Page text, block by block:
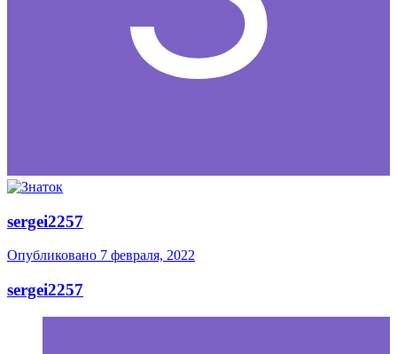
sergei2257
Опубликовано 7 февраля, 2022
sergei2257